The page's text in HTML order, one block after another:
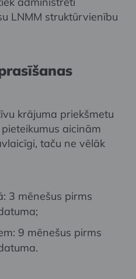
LNMM struktūrvienību
krājuma priekšmetu
aicinām
taču ne vēlāk
3 mēnešus pirms
9 mēnešus pirms